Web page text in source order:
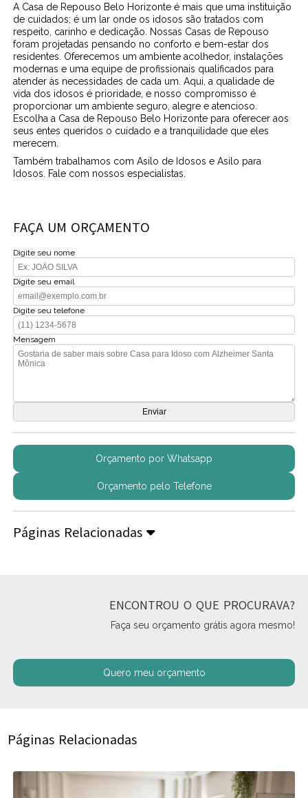
A Casa de Repouso Belo Horizonte é mais que uma instituição
de cuidados; é um lar onde os idosos são tratados com
respeito, carinho e dedicação. Nossas Casas de Repouso
foram projetadas pensando no conforto e bem-estar dos
residentes. Oferecemos um ambiente acolhedor, instalações
modernas e uma equipe de profissionais qualificados para
atender às necessidades de cada um. Aqui, a qualidade de
vida dos idosos é prioridade, e nosso compromisso é
proporcionar um ambiente seguro, alegre e atencioso.
Escolha a Casa de Repouso Belo Horizonte para oferecer aos
seus entes queridos o cuidado e a tranquilidade que eles
merecem.
Também trabalhamos com Asilo de Idosos e Asilo para
Idosos. Fale com nossos especialistas.
FAÇA UM ORÇAMENTO
Digite seu nome
Digite seu email
Digite seu telefone
Mensagem
Orçamento por Whatsapp
Orçamento pelo Telefone
Páginas Relacionadas
ENCONTROU O QUE PROCURAVA?
Faça seu orçamento grátis agora mesmo!
Quero meu orçamento
Páginas Relacionadas